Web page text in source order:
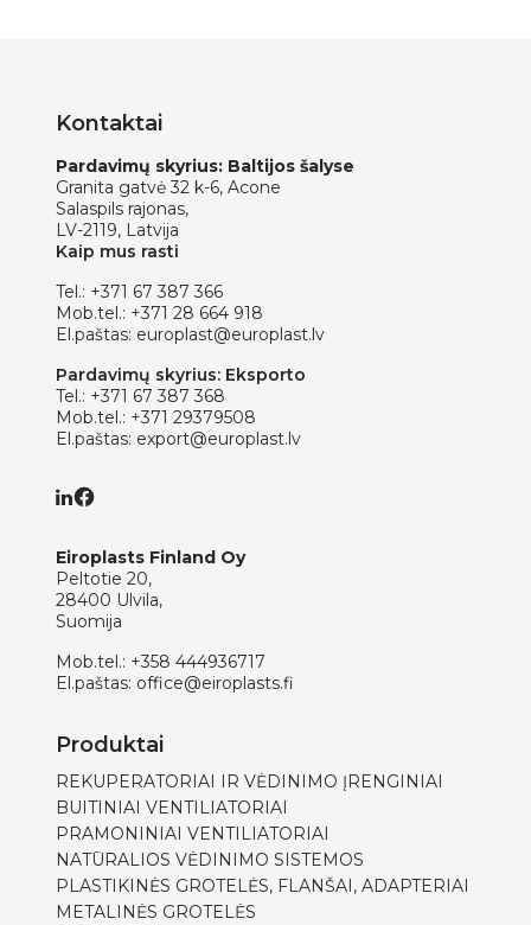
Kontaktai
Pardavimų skyrius: Baltijos šalyse
Granita gatvė 32 k-6, Acone
Salaspils rajonas,
LV-2119, Latvija
Kaip mus rasti
Tel.: +371 67 387 366
Mob.tel.: +371 28 664 918
El.paštas: europlast@europlast.lv
Pardavimų skyrius: Eksporto
Tel.: +371 67 387 368
Mob.tel.: +371 29379508
El.paštas: export@europlast.lv
Eiroplasts Finland Oy
Peltotie 20,
28400 Ulvila,
Suomija
Mob.tel.: +358 444936717
El.paštas: office@eiroplasts.fi
Produktai
REKUPERATORIAI IR VĖDINIMO ĮRENGINIAI
BUITINIAI VENTILIATORIAI
PRAMONINIAI VENTILIATORIAI
NATŪRALIOS VĖDINIMO SISTEMOS
PLASTIKINĖS GROTELĖS, FLANŠAI, ADAPTERIAI
METALINĖS GROTELĖS